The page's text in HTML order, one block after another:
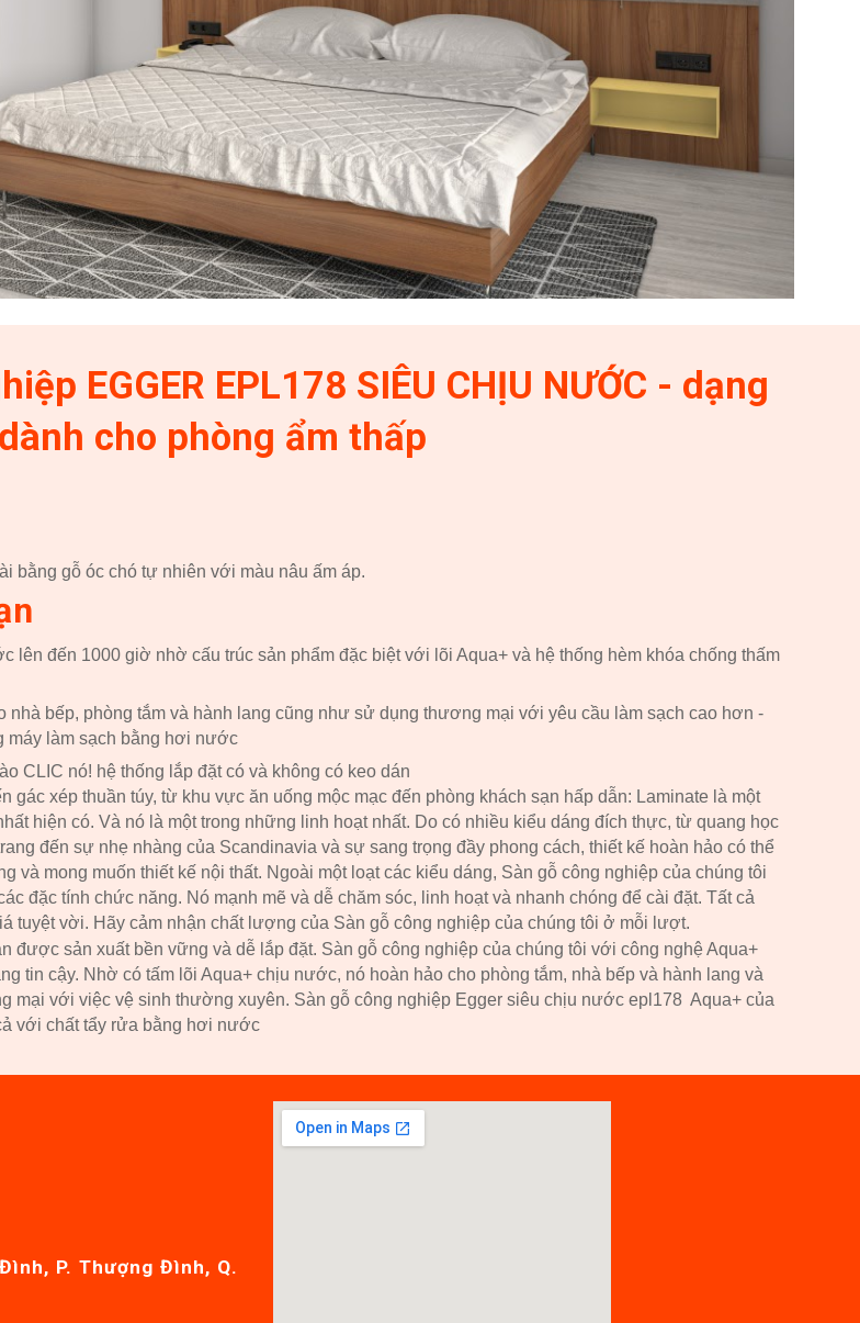
EGGER EPL178 SIÊU CHỊU NƯỚC - dạng
cho phòng ẩm thấp
bằng gỗ óc chó tự nhiên với màu nâu ấm áp.
lên đến 1000 giờ nhờ cấu trúc sản phẩm đặc biệt với lõi Aqua+ và hệ thống hèm khóa chống thấm
nhà bếp, phòng tắm và hành lang cũng như sử dụng thương mại với yêu cầu làm sạch cao hơn -
máy làm sạch bằng hơi nước
CLIC nó! hệ thống lắp đặt có và không có keo dán
gác xép thuần túy, từ khu vực ăn uống mộc mạc đến phòng khách sạn hấp dẫn: Laminate là một
hiện có. Và nó là một trong những linh hoạt nhất. Do có nhiều kiểu dáng đích thực, từ quang học
đến sự nhẹ nhàng của Scandinavia và sự sang trọng đầy phong cách, thiết kế hoàn hảo có thể
và mong muốn thiết kế nội thất. Ngoài một loạt các kiểu dáng, Sàn gỗ công nghiệp của chúng tôi
đặc tính chức năng. Nó mạnh mẽ và dễ chăm sóc, linh hoạt và nhanh chóng để cài đặt. Tất cả
tuyệt vời. Hãy cảm nhận chất lượng của Sàn gỗ công nghiệp của chúng tôi ở mỗi lượt.
được sản xuất bền vững và dễ lắp đặt. Sàn gỗ công nghiệp của chúng tôi với công nghệ Aqua+
tin cậy. Nhờ có tấm lõi Aqua+ chịu nước, nó hoàn hảo cho phòng tắm, nhà bếp và hành lang và
mại với việc vệ sinh thường xuyên. Sàn gỗ công nghiệp Egger siêu chịu nước epl 178 Aqua+ của
với chất tẩy rửa bằng hơi nước
P. Thượng Đình, Q.